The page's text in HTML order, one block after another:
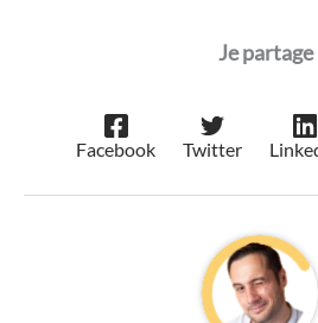
Facebook Twitter